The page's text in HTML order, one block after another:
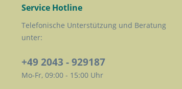
Service Hotline
Telefonische Unterstützung und Beratung
unter:
+49 2043 - 929187
Mo-Fr, 09:00 - 15:00 Uhr